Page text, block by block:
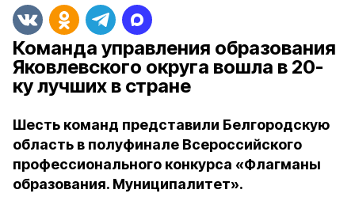
Команда управления образования
Яковлевского округа вошла в 20-
ку лучших в стране
Шесть команд представили Белгородскую
область в полуфинале Всероссийского
профессионального конкурса «Флагманы
образования. Муниципалитет».